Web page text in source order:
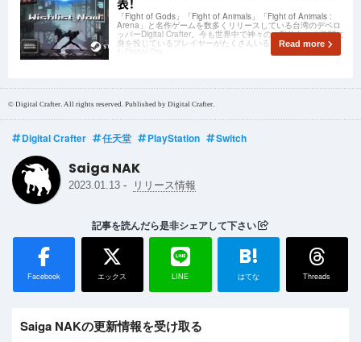
「Fight of Gods」「Fight of Animals」「Fight of Animals :
Arena」と名作ゲームを数多くリリースしている台湾のデベロ
ッパーDigital Crafter。今も世界中で神々の、動物たちの激闘に
身を投じているプレイヤーがたくさんいることでしょう。そん
なDigital Cra
Read more
© Digital Crafter. All rights reserved. Published by Digital Crafter.
Digital Crafter 任天堂 PlayStation Switch
Saiga NAK
2023.01.13 - リリース情報
記事を読んだら是非シェアして下さい
Facebook エックス LINE
B!
はてな Threads
Saiga NAKの更新情報を受け取る